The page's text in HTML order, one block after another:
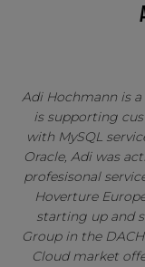
Adi Hochmann is
is supporting
with MySQL
Oracle, Adi was
profesisonal
Hoverture
starting up and
Group in the
Cloud market